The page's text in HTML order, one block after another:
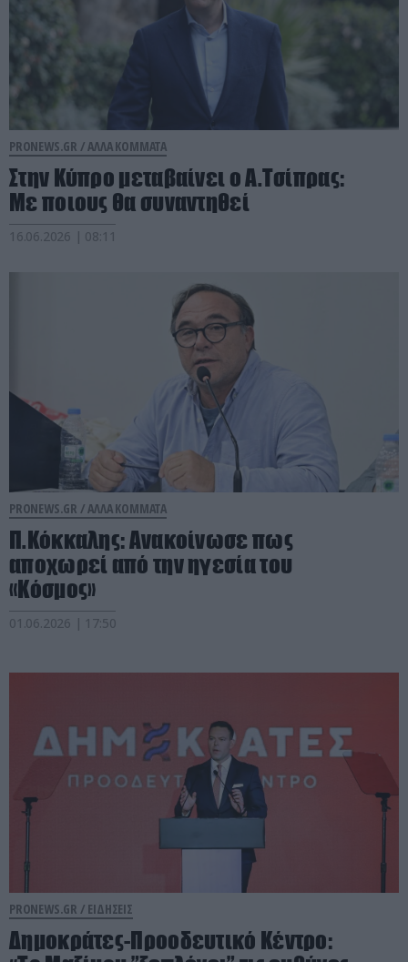
PRONEWS.GR /ΑΛΛΑ ΚΟΜΜΑΤΑ
Στην Κύπρο μεταβαίνει ο Α.Τσίπρας:
Με ποιους θα συναντηθεί
16.06.2026 | 08:11
PRONEWS.GR /ΑΛΛΑ ΚΟΜΜΑΤΑ
Π.Κόκκαλης: Ανακοίνωσε πως
αποχωρεί από την ηγεσία του
«Κόσμος»
01.06.2026 | 17:50
PRONEWS.GR / ΕΙΔΗΣΕΙΣ
Δημοκράτες-Προοδευτικό Κέντρο: